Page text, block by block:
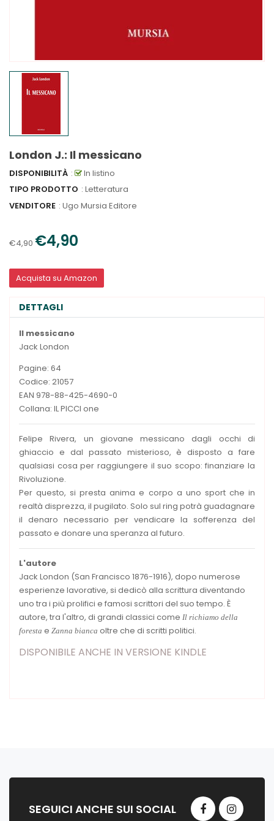
London J.: Il messicano
DISPONIBILITÀ :
In listino
TIPO PRODOTTO : Letteratura
VENDITORE : Ugo Mursia Editore
€4,90 €4,90
Acquista su Amazon
DETTAGLI
Il messicano
Jack London
Pagine: 64
Codice: 21057
EAN 978-88-425-4690-0
Collana: IL PICCI one
Felipe Rivera, un giovane messicano dagli occhi di
ghiaccio e dal passato misterioso, è disposto a fare
qualsiasi cosa per raggiungere il suo scopo: finanziare la
Rivoluzione.
Per questo, si presta anima e corpo a uno sport che in
realtà disprezza, il pugilato. Solo sul ring potrà guadagnare
il denaro necessario per vendicare la sofferenza del
passato e donare una speranza al futuro.
L'autore
Jack London (San Francisco 1876-1916), dopo numerose
esperienze lavorative, si dedicò alla scrittura diventando
uno tra i più prolifici e famosi scrittori del suo tempo. È
autore, tra l'altro, di grandi classici come Il richiamo della
foresta e Zanna bianca oltre che di scritti politici.
DISPONIBILE ANCHE IN VERSIONE KINDLE
SEGUICI ANCHE SUI SOCIAL